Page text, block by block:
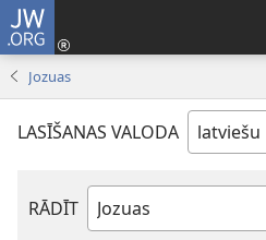
JW.ORG
Jozuas
LASĪŠANAS VALODA
RĀDĪT
Pēc